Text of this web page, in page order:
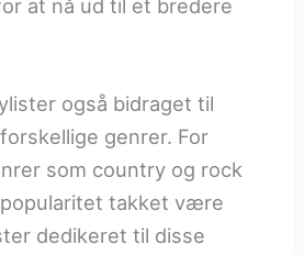
at nå ud til et bredere
også bidraget til
genrer. For
som country og rock
takket være
dedikeret til disse